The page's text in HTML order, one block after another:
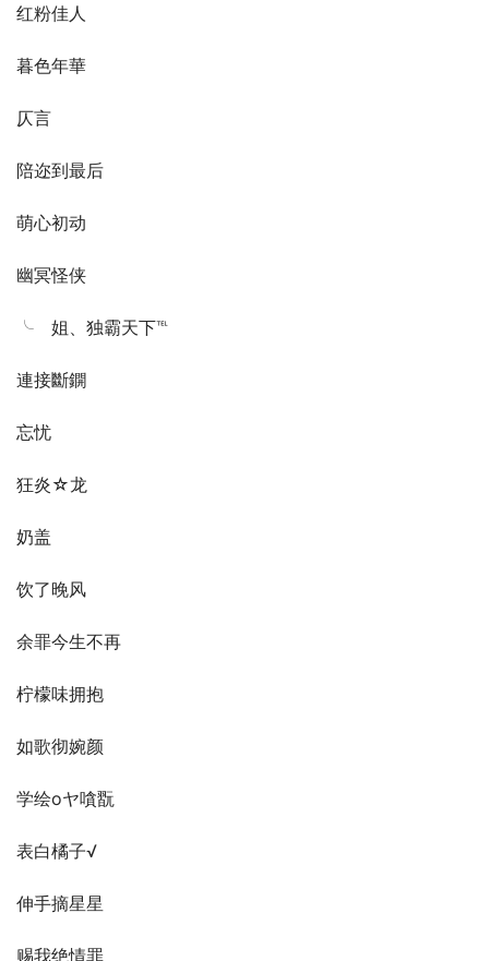
红粉佳人
暮色年華
仄言
陪迩到最后
萌心初动
幽冥怪侠
╰ゞ姐、独霸天下℡
連接斷鐦
忘忧
狂炎☆龙
奶盖
饮了晚风
余罪今生不再
柠檬味拥抱
如歌彻婉颜
学绘oヤ嗿翫
表白橘子√
伸手摘星星
赐我绝情罪